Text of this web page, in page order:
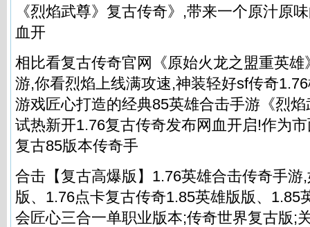
《烈焰武尊》复古传奇》,带来一个原汁原
血开
相比看复古传奇官网《原始火龙之盟重英
游,你看烈焰上线满攻速,神装轻好sf传奇
游戏匠心打造的经典85英雄合击手游《烈
试热新开1.76复古传奇发布网血开启!作为
复古85版本传奇手
合击【复古高爆版】1.76英雄合击传奇手游
版、1.76点卡复古传奇1.85英雄版版、1.85
会匠心三合一单职业版本;传奇世界复古版;